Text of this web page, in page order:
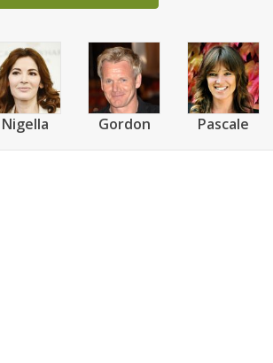
Nigella Gordon Pascale